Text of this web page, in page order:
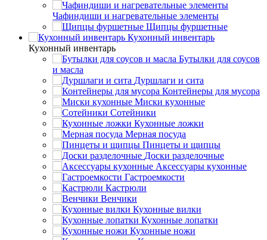
Чафиндиши и нагревательные элементы
Щипцы фуршетные
Кухонный инвентарь
Кухонный инвентарь
Бутылки для соусов
и масла
Дуршлаги и сита
Контейнеры для мусора
Миски кухонные
Сотейники
Кухонные ложки
Мерная посуда
Пинцеты и щипцы
Доски разделочные
Аксессуары кухонные
Гастроемкости
Кастрюли
Венчики
Кухонные вилки
Кухонные лопатки
Кухонные ножи